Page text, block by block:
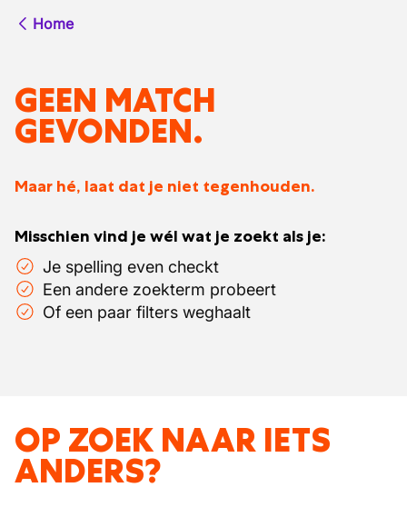
Home
GEEN MATCH
GEVONDEN.
Maar hé, laat dat je niet tegenhouden.
Misschien vind je wél wat je zoekt als je:
Je spelling even checkt
Een andere zoekterm probeert
Of een paar filters weghaalt
OP ZOEK NAAR IETS
ANDERS?